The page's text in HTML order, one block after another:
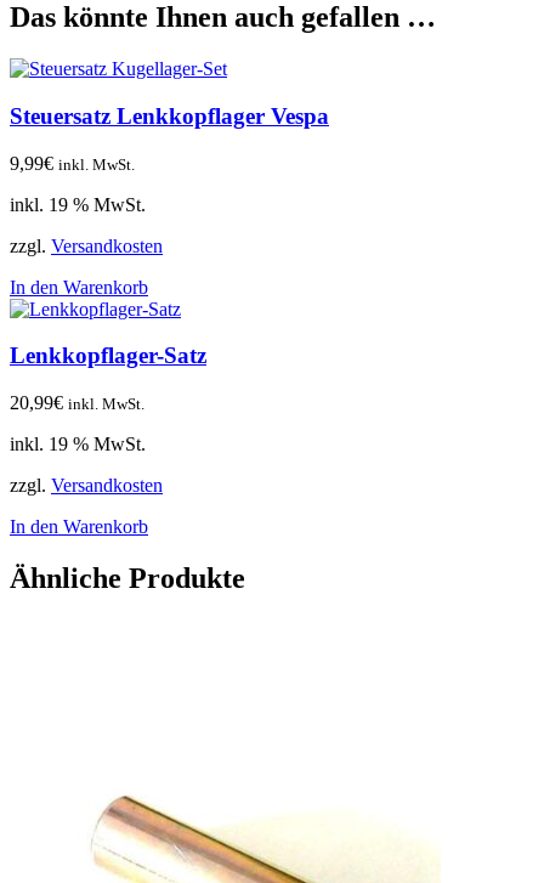
Das könnte Ihnen auch gefallen …
Steuersatz Lenkkopflager Vespa
9,99€ inkl. MwSt.
inkl. 19 % MwSt.
zzgl. Versandkosten
In den Warenkorb
Lenkkopflager-Satz
20,99€ inkl. MwSt.
inkl. 19 % MwSt.
zzgl. Versandkosten
In den Warenkorb
Ähnliche Produkte